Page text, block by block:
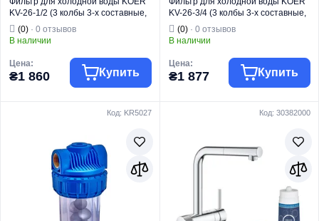
KV-26-1/2 (3 колбы 3-х составные,
картридж PPR+спрессованный/
гранулированный уголь) 8
атмосфер 1/2" (KR5022)
(0) · 0 отзывов
В наличии
Цена:
₴1 860 Купить
Колбы
Назначение
Страна бренда
Чехия
KV-26
KV-26-3/4 (3 колбы 3-х составные,
картридж PPR+спрессованный/
гранулированный уголь) 8
атмосфер 3/4" (KR5023)
(0)· 0 отзывов
В наличии
Цена:
₴1 877 Купить
Колбы
Назначение
Страна бренда
Чехия
KV-26
Код: KR5027 Код: 30382000